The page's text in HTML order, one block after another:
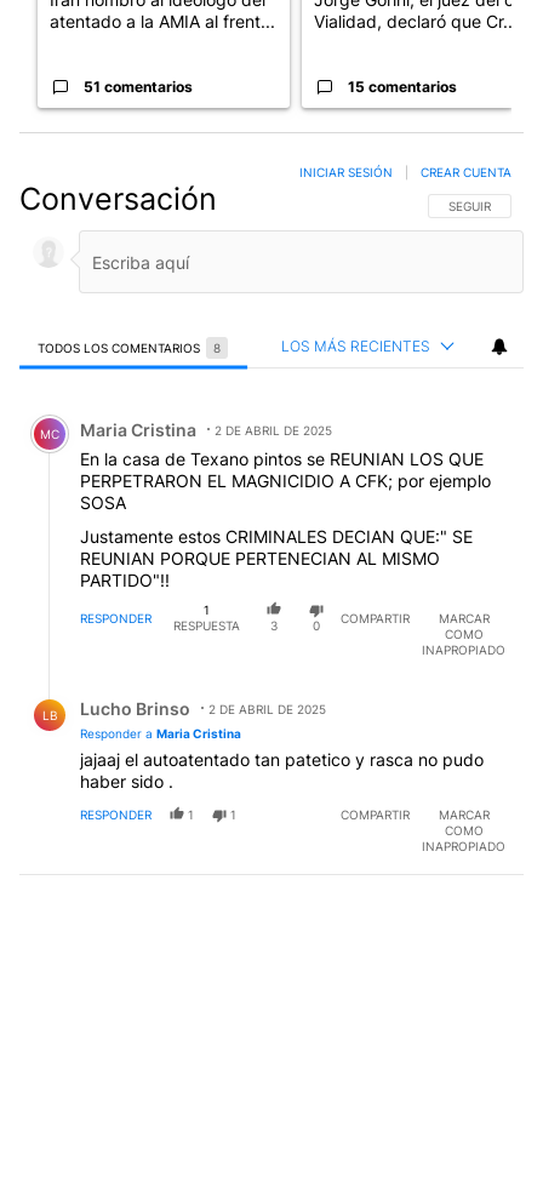
atentado a la AMIA al frent...
51 comentarios
Vialidad, declaró que Cr...
15 comentarios
Conversación SIGA ESTA
SEGUIR
INICIAR SESIÓN CREAR CUENTA
TODOS LOS COMENTARIOS 8 LOS MÁS RECIENTES
Comentario de Maria Cristina.
MC Maria Cristina 2 DE ABRIL DE 2025
En la casa de Texano pintos se REUNIAN LOS QUE
PERPETRARON EL MAGNICIDIO A CFK; por ejemplo
SOSA
Justamente estos CRIMINALES DECIAN QUE:" SE
REUNIAN PORQUE PERTENECIAN AL MISMO
PARTIDO"!!
RESPONDER
1
RESPUESTA
3 0
COMPARTIR
MARCAR
COMO
INAPROPIADO
LB Lucho Brinso
2 DE ABRIL DE 2025
Responder a Maria Cristina
jajaaj el autoatentado tan patetico y rasca no pudo
haber sido .
RESPONDER 1 1 COMPARTIR
MARCAR
COMO
INAPROPIADO